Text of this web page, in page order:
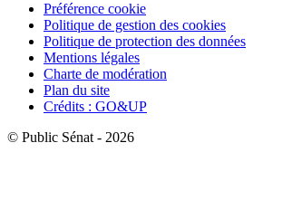
Préférence cookie
Politique de gestion des cookies
Politique de protection des données
Mentions légales
Charte de modération
Plan du site
Crédits : GO&UP
© Public Sénat - 2026